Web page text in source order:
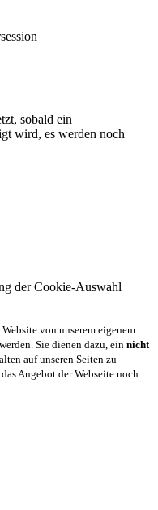
sobald ein
wird, es werden noch
der Cookie-Auswahl
von unserem eigenem
Sie dienen dazu, ein nicht
auf unseren Seiten zu
Angebot der Webseite noch